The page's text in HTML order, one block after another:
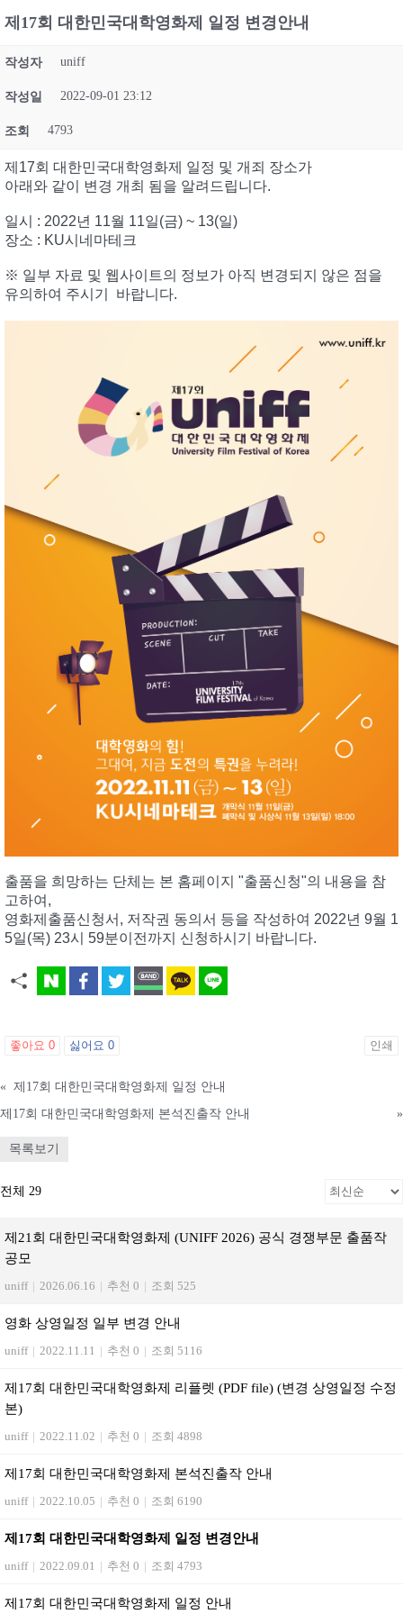
제17회 대한민국대학영화제 일정 변경안내
작성자 uniff
작성일 2022-09-01 23:12
조회 4793
제17회 대한민국대학영화제 일정 및 개죄 장소가
아래와 같이 변경 개최 됨을 알려드립니다.
일시 : 2022년 11월 11일(금) ~ 13(일)
장소 : KU시네마테크
※ 일부 자료 및 웹사이트의 정보가 아직 변경되지 않은 점을
유의하여 주시기 바랍니다.
출품을 희망하는 단체는 본 홈페이지 "출품신청"의 내용을 참
고하여,
영화제출품신청서, 저작권 동의서 등을 작성하여 2022년 9월 1
5일(목) 23시 59분이전까지 신청하시기 바랍니다.
좋아요 0 싫어요 0 인쇄
« 제17회 대한민국대학영화제 일정 안내
제17회 대한민국대학영화제 본석진출작 안내
»
목록보기
전체 29
제21회 대한민국대학영화제 (UNIFF 2026) 공식 경쟁부문 출품작
공모
uniff | 2026.06.16 | 추천 0 | 조회 525
영화 상영일정 일부 변경 안내
uniff | 2022.11.11 | 추천 0 | 조회 5116
제17회 대한민국대학영화제 리플렛 (PDF file) (변경 상영일정 수정
본)
uniff | 2022.11.02 | 추천 0 | 조회 4898
제17회 대한민국대학영화제 본석진출작 안내
uniff | 2022.10.05 | 추천 0 | 조회 6190
제17회 대한민국대학영화제 일정 변경안내
uniff | 2022.09.01 | 추천 0 | 조회 4793
제17회 대한민국대학영화제 일정 안내